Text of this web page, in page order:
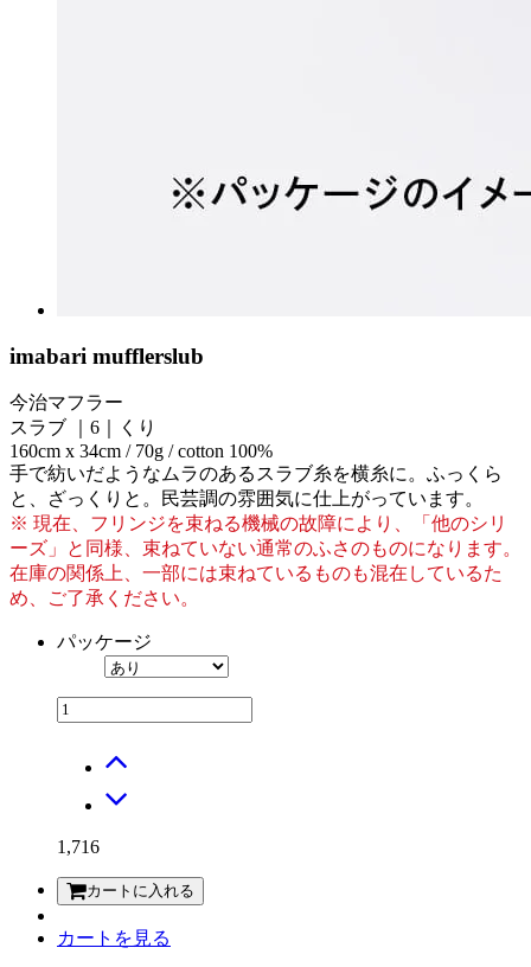
imabari mufflerslub
今治マフラー
スラブ ｜6｜くり
160cm x 34cm / 70g / cotton 100%
手で紡いだようなムラのあるスラブ糸を横糸に。ふっくら
と、ざっくりと。民芸調の雰囲気に仕上がっています。
※ 現在、フリンジを束ねる機械の故障により、「他のシリ
ーズ」と同様、束ねていない通常のふさのものになります。
在庫の関係上、一部には束ねているものも混在しているた
め、ご了承ください。
パッケージ
1,716
カートに入れる
カートを見る